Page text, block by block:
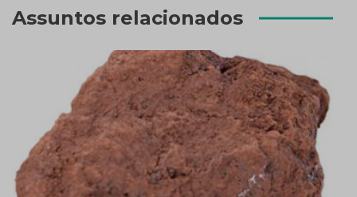
Assuntos relacionados